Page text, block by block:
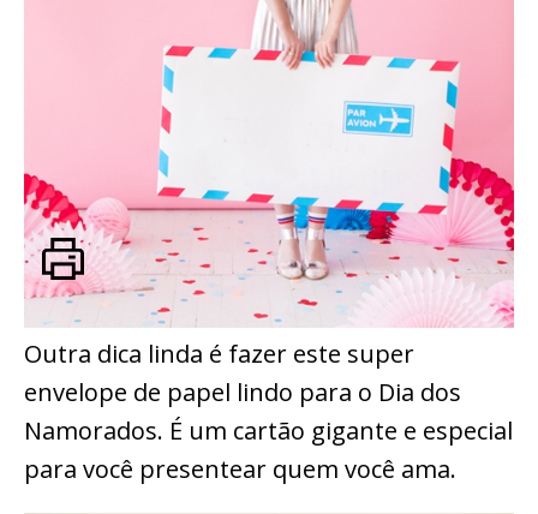
Outra dica linda é fazer este super
envelope de papel lindo para o Dia dos
Namorados. É um cartão gigante e especial
para você presentear quem você ama.